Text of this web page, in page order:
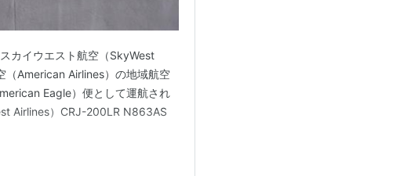
カイウエスト航空（SkyWest
（American Airlines）の地域航空
Eagle）便として運航され
Airlines）CRJ-200LR N863AS